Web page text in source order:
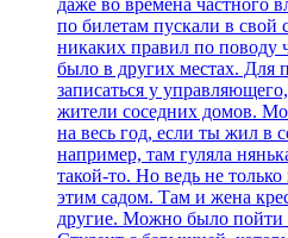
даже во времена частного
по билетам пускали в свой
никаких правил по поводу
было в других местах. Для
записаться у
жители соседних домов.
на весь год, если ты жил в
например, там гуляла
такой-то. Но ведь не
этим садом. Там и жена
другие. Можно было пойти